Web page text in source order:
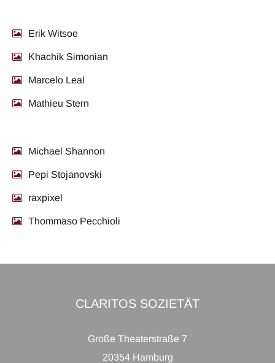
Erik Witsoe
Khachik Simonian
Marcelo Leal
Mathieu Stern
Michael Shannon
Pepi Stojanovski
raxpixel
Thommaso Pecchioli
CLARITOS SOZIETÄT
Große Theaterstraße 7
20354 Hamburg